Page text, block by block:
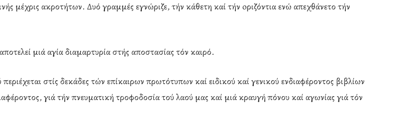
μέχρις ακροτήτων. Δυό γραμμές εγνώριζε, τήν κάθετη καί τήν oριζόντια ενώ απεχθάνετο τήν
μιά αγία διαμαρτυρία στής αποστασίας τόν καιρό.
στίς δεκάδες τών επίκαιρων πρωτότυπων καί ειδικού καί γενικού ενδιαφέροντος βιβλίων
γιά τήν πνευματική τροφοδοσία τού λαού μας καί μιά κραυγή πόνου καί αγωνίας γιά τόν